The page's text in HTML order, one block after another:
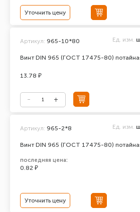
Уточнить цену
Винт DIN 965 (ГОСТ 17475-80)
Артикул: 965-10*80 Ед. изм.
13.78 ₽
Винт DIN 965 (ГОСТ 17475-80)
Артикул: 965-2*8 Ед. изм.
последняя цена:
0.82 ₽
Уточнить цену